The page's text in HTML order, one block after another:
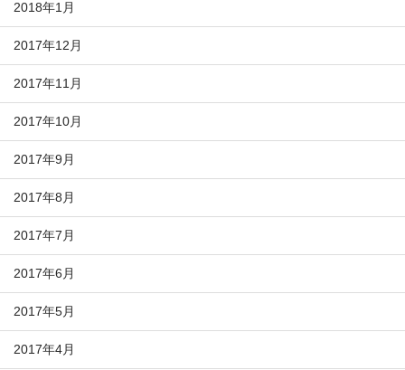
2018年1月
2017年12月
2017年11月
2017年10月
2017年9月
2017年8月
2017年7月
2017年6月
2017年5月
2017年4月